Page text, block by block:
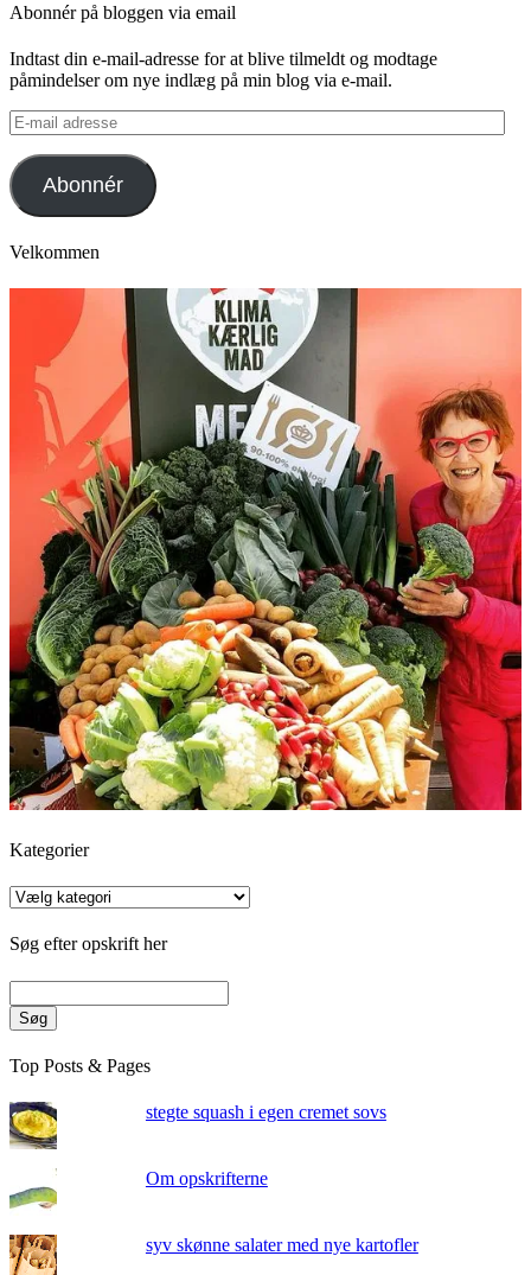
Abonnér på bloggen via email
Indtast din e-mail-adresse for at blive tilmeldt og modtage
påmindelser om nye indlæg på min blog via e-mail.
E-
mail
adresse
Abonnér
Velkommen
Kategorier
Kategorier
Søg efter opskrift her
Søg
Top Posts & Pages
stegte squash i egen cremet sovs
Om opskrifterne
syv skønne salater med nye kartofler